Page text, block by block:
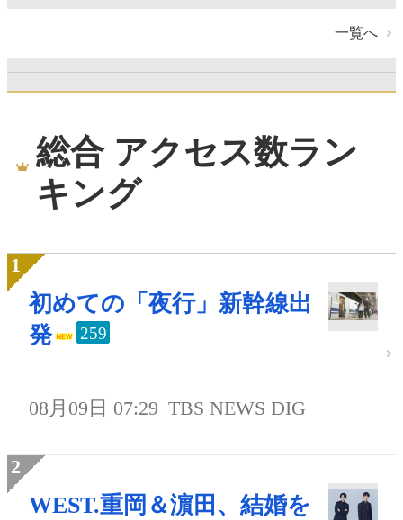
一覧へ
総合 アクセス数ラン
キング
初めての「夜行」新幹線出
発
259
08月09日 07:29 TBS NEWS DIG
WEST.重岡＆濵田、結婚を